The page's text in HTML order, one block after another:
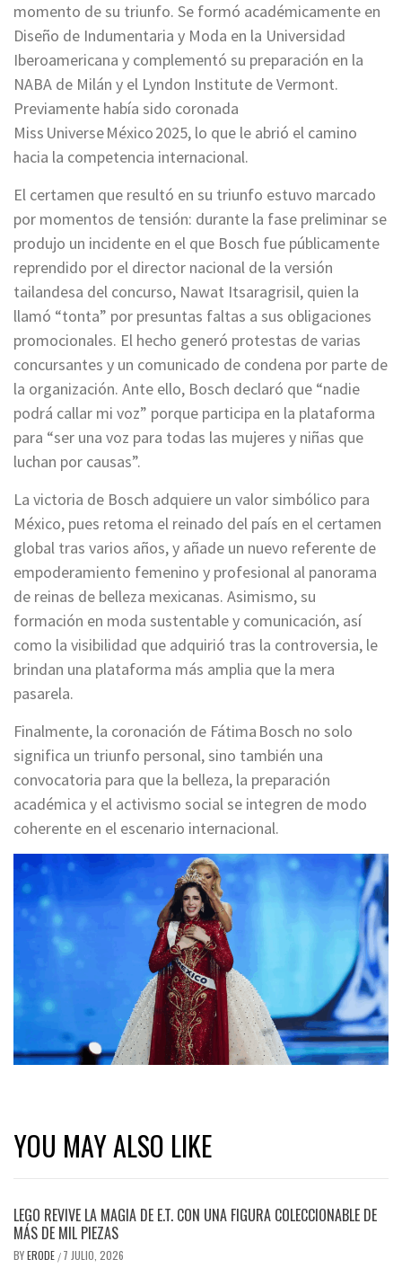
momento de su triunfo. Se formó académicamente en
Diseño de Indumentaria y Moda en la Universidad
Iberoamericana y complementó su preparación en la
NABA de Milán y el Lyndon Institute de Vermont.
Previamente había sido coronada
Miss Universe México 2025, lo que le abrió el camino
hacia la competencia internacional.
El certamen que resultó en su triunfo estuvo marcado
por momentos de tensión: durante la fase preliminar se
produjo un incidente en el que Bosch fue públicamente
reprendido por el director nacional de la versión
tailandesa del concurso, Nawat Itsaragrisil, quien la
llamó “tonta” por presuntas faltas a sus obligaciones
promocionales. El hecho generó protestas de varias
concursantes y un comunicado de condena por parte de
la organización. Ante ello, Bosch declaró que “nadie
podrá callar mi voz” porque participa en la plataforma
para “ser una voz para todas las mujeres y niñas que
luchan por causas”.
La victoria de Bosch adquiere un valor simbólico para
México, pues retoma el reinado del país en el certamen
global tras varios años, y añade un nuevo referente de
empoderamiento femenino y profesional al panorama
de reinas de belleza mexicanas. Asimismo, su
formación en moda sustentable y comunicación, así
como la visibilidad que adquirió tras la controversia, le
brindan una plataforma más amplia que la mera
pasarela.
Finalmente, la coronación de Fátima Bosch no solo
significa un triunfo personal, sino también una
convocatoria para que la belleza, la preparación
académica y el activismo social se integren de modo
coherente en el escenario internacional.
YOU MAY ALSO LIKE
LEGO REVIVE LA MAGIA DE E.T. CON UNA FIGURA COLECCIONABLE DE
MÁS DE MIL PIEZAS
BYERODE / 7 JULIO, 2026